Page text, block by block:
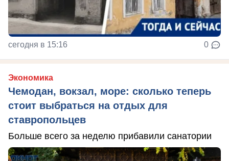
сегодня в 15:16 0
Экономика
Чемодан, вокзал, море: сколько теперь
стоит выбраться на отдых для
ставропольцев
Больше всего за неделю прибавили санатории